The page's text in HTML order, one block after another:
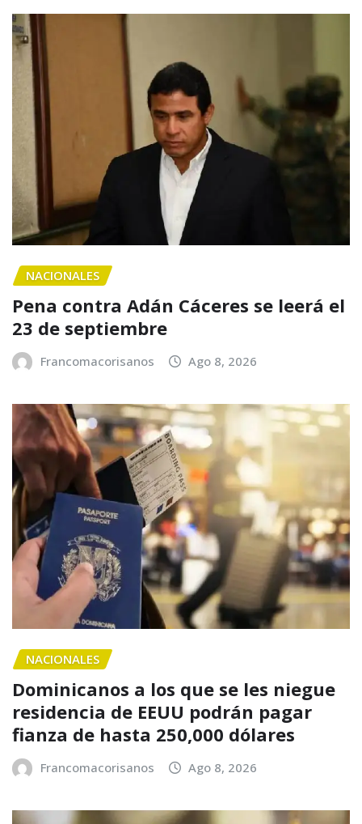
NACIONALES
Pena contra Adán Cáceres se leerá el
23 de septiembre
Francomacorisanos Ago 8, 2026
NACIONALES
Dominicanos a los que se les niegue
residencia de EEUU podrán pagar
fianza de hasta 250,000 dólares
Francomacorisanos Ago 8, 2026